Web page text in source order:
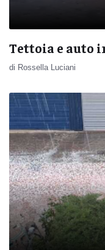
Tettoia e auto
di Rossella Luciani